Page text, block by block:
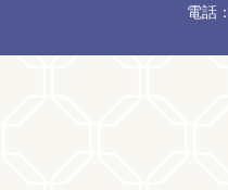
電話